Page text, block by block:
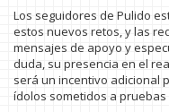
Los seguidores de Pulido
estos nuevos retos, y las
mensajes de apoyo y
duda, su presencia en el
será un incentivo adicional
ídolos sometidos a pruebas